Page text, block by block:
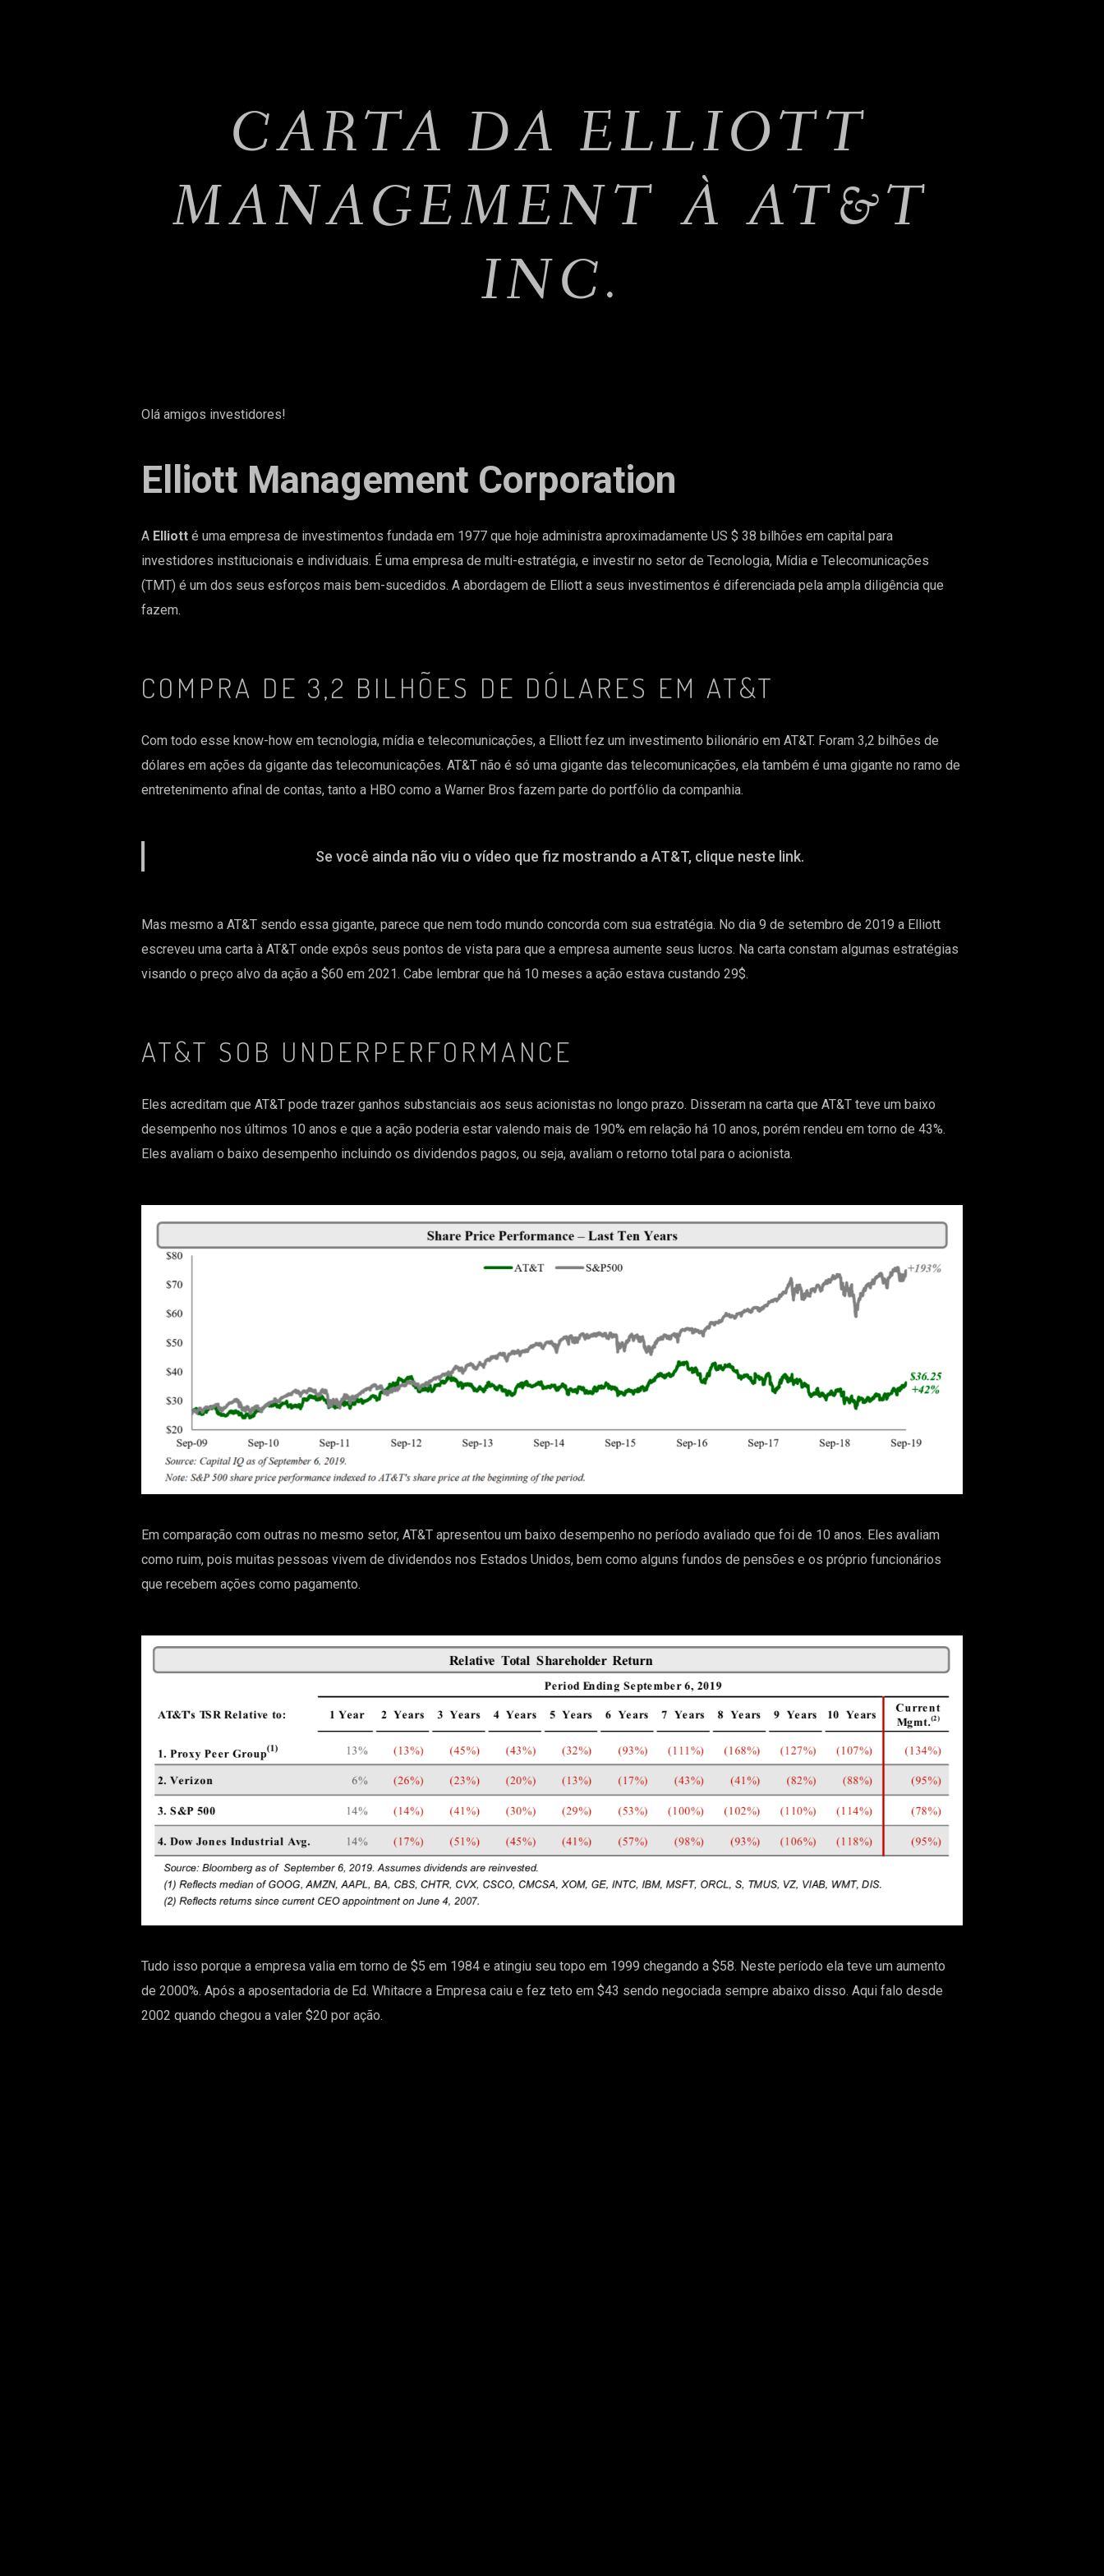
CARTA DA ELLIOTT
MANAGEMENT À AT&T
INC.
Olá amigos investidores!
Elliott Management Corporation
A Elliott é uma empresa de investimentos fundada em 1977 que hoje administra aproximadamente US $ 38 bilhões em capital para
investidores institucionais e individuais. É uma empresa de multi-estratégia, e investir no setor de Tecnologia, Mídia e Telecomunicações
(TMT) é um dos seus esforços mais bem-sucedidos. A abordagem de Elliott a seus investimentos é diferenciada pela ampla diligência que
fazem.
COMPRA DE 3,2 BILHÕES DE DÓLARES EM AT&T
Com todo esse know-how em tecnologia, mídia e telecomunicações, a Elliott fez um investimento bilionário em AT&T. Foram 3,2 bilhões de
dólares em ações da gigante das telecomunicações. AT&T não é só uma gigante das telecomunicações, ela também é uma gigante no ramo de
entretenimento afinal de contas, tanto a HBO como a Warner Bros fazem parte do portfólio da companhia.
Se você ainda não viu o vídeo que fiz mostrando a AT&T, clique neste link.
Mas mesmo a AT&T sendo essa gigante, parece que nem todo mundo concorda com sua estratégia. No dia 9 de setembro de 2019 a Elliott
escreveu uma carta à AT&T onde expôs seus pontos de vista para que a empresa aumente seus lucros. Na carta constam algumas estratégias
visando o preço alvo da ação a $60 em 2021. Cabe lembrar que há 10 meses a ação estava custando 29$.
AT&T SOB UNDERPERFORMANCE
Eles acreditam que AT&T pode trazer ganhos substanciais aos seus acionistas no longo prazo. Disseram na carta que AT&T teve um baixo
desempenho nos últimos 10 anos e que a ação poderia estar valendo mais de 190% em relação há 10 anos, porém rendeu em torno de 43%.
Eles avaliam o baixo desempenho incluindo os dividendos pagos, ou seja, avaliam o retorno total para o acionista.
Em comparação com outras no mesmo setor, AT&T apresentou um baixo desempenho no período avaliado que foi de 10 anos. Eles avaliam
como ruim, pois muitas pessoas vivem de dividendos nos Estados Unidos, bem como alguns fundos de pensões e os próprio funcionários
que recebem ações como pagamento.
Tudo isso porque a empresa valia em torno de $5 em 1984 e atingiu seu topo em 1999 chegando a $58. Neste período ela teve um aumento
de 2000%. Após a aposentadoria de Ed. Whitacre a Empresa caiu e fez teto em $43 sendo negociada sempre abaixo disso. Aqui falo desde
2002 quando chegou a valer $20 por ação.